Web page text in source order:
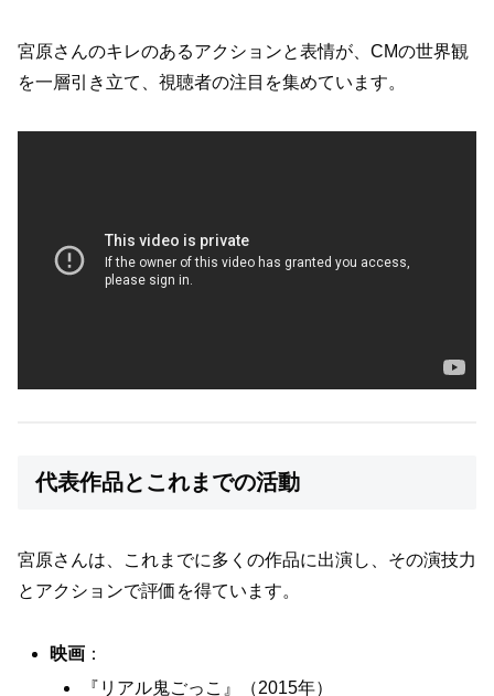
宮原さんのキレのあるアクションと表情が、CMの世界観
を一層引き立て、視聴者の注目を集めています。
代表作品とこれまでの活動
宮原さんは、これまでに多くの作品に出演し、その演技力
とアクションで評価を得ています。
映画 ：
『リアル鬼ごっこ』（2015年）